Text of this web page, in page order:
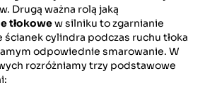
Drugą ważna rolą jaką
tłokowew silniku to zgarnianie
ścianek cylindra podczas ruchu tłoka
odpowiednie smarowanie. W
rozróżniamy trzy podstawowe